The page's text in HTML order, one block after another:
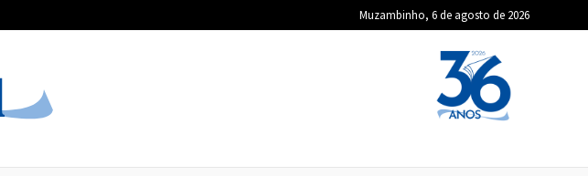
Muzambinho, 6 de agosto de 2026